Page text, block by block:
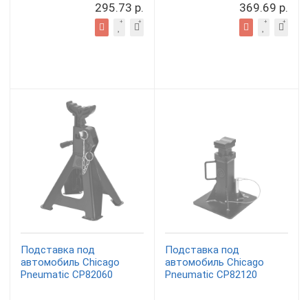
295.73 р. 369.69 р.
Подставка под
автомобиль Chicago
Pneumatic CP82060
Подставка под
автомобиль Chicago
Pneumatic CP82120